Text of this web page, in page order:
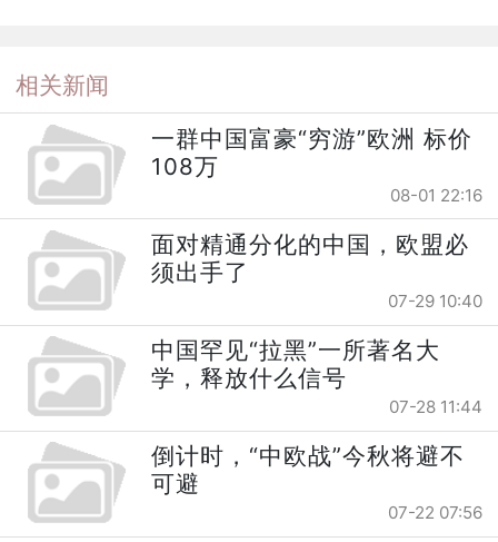
相关新闻
一群中国富豪“穷游”欧洲 标价
108万
08-01 22:16
面对精通分化的中国，欧盟必
须出手了
07-29 10:40
中国罕见“拉黑”一所著名大
学，释放什么信号
07-28 11:44
倒计时，“中欧战”今秋将避不
可避
07-22 07:56